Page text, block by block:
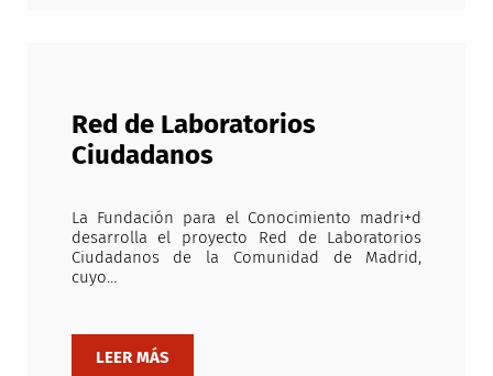
Red de Laboratorios
Ciudadanos
La Fundación para el Conocimiento madri+d
desarrolla el proyecto Red de Laboratorios
Ciudadanos de la Comunidad de Madrid,
cuyo…